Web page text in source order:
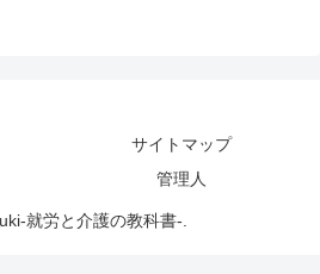
サイトマップ
管理人
就労と介護の教科書-.